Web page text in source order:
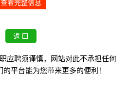
看完整信息
应聘须谨慎，网站对此不承担任何
平台能为您带来更多的便利！